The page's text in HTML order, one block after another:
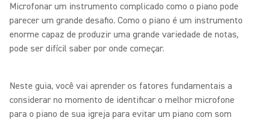
Microfonar um instrumento complicado como o piano pode
parecer um grande desafio. Como o piano é um instrumento
enorme capaz de produzir uma grande variedade de notas,
pode ser difícil saber por onde começar.
Neste guia, você vai aprender os fatores fundamentais a
considerar no momento de identificar o melhor microfone
para o piano de sua igreja para evitar um piano com som